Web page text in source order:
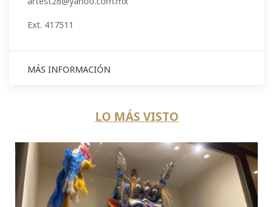
Ext. 417511
MÁS INFORMACIÓN
LO MÁS VISTO